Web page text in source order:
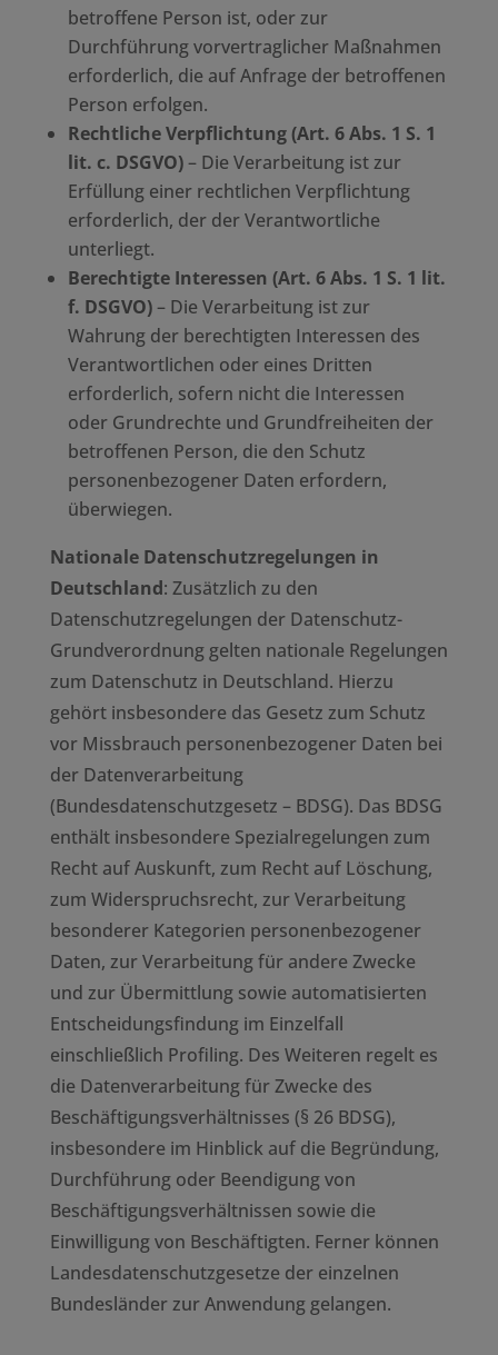
betroffene Person ist, oder zur
Durchführung vorvertraglicher Maßnahmen
erforderlich, die auf Anfrage der betroffenen
Person erfolgen.
Rechtliche Verpflichtung (Art. 6 Abs. 1 S. 1
lit. c. DSGVO)– Die Verarbeitung ist zur
Erfüllung einer rechtlichen Verpflichtung
erforderlich, der der Verantwortliche
unterliegt.
Berechtigte Interessen (Art. 6 Abs. 1 S. 1 lit.
f. DSGVO)– Die Verarbeitung ist zur
Wahrung der berechtigten Interessen des
Verantwortlichen oder eines Dritten
erforderlich, sofern nicht die Interessen
oder Grundrechte und Grundfreiheiten der
betroffenen Person, die den Schutz
personenbezogener Daten erfordern,
überwiegen.
Nationale Datenschutzregelungen in
Deutschland: Zusätzlich zu den
Datenschutzregelungen der Datenschutz-
Grundverordnung gelten nationale Regelungen
zum Datenschutz in Deutschland. Hierzu
gehört insbesondere das Gesetz zum Schutz
vor Missbrauch personenbezogener Daten bei
der Datenverarbeitung
(Bundesdatenschutzgesetz – BDSG). Das BDSG
enthält insbesondere Spezialregelungen zum
Recht auf Auskunft, zum Recht auf Löschung,
zum Widerspruchsrecht, zur Verarbeitung
besonderer Kategorien personenbezogener
Daten, zur Verarbeitung für andere Zwecke
und zur Übermittlung sowie automatisierten
Entscheidungsfindung im Einzelfall
einschließlich Profiling. Des Weiteren regelt es
die Datenverarbeitung für Zwecke des
Beschäftigungsverhältnisses (§ 26 BDSG),
insbesondere im Hinblick auf die Begründung,
Durchführung oder Beendigung von
Beschäftigungsverhältnissen sowie die
Einwilligung von Beschäftigten. Ferner können
Landesdatenschutzgesetze der einzelnen
Bundesländer zur Anwendung gelangen.